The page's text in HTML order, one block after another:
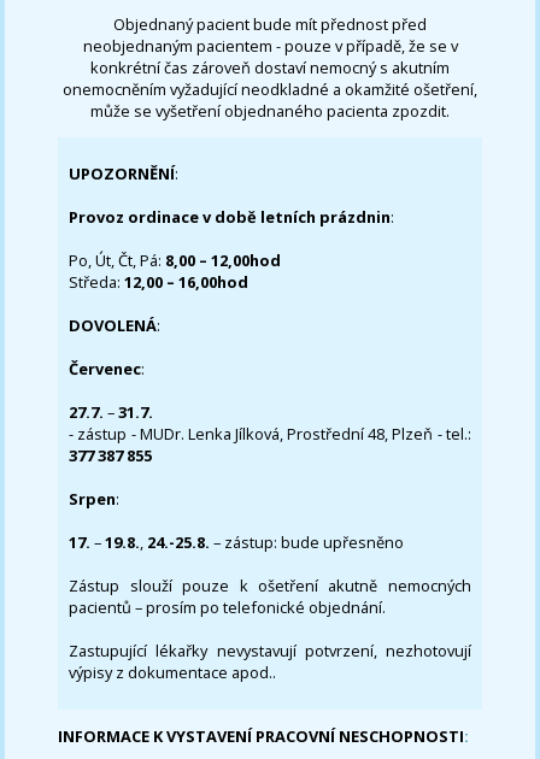
Objednaný pacient bude mít přednost před
neobjednaným pacientem - pouze v případě, že se v
konkrétní čas zároveň dostaví nemocný s akutním
onemocněním vyžadující neodkladné a okamžité ošetření,
může se vyšetření objednaného pacienta zpozdit.
UPOZORNĚNÍ:
Provoz ordinace v době letních prázdnin:
Po, Út, Čt, Pá: 8,00 – 12,00hod
Středa:12,00 – 16,00hod
DOVOLENÁ:
Červenec:
27.7.–31.7.
- zástup - MUDr. Lenka Jílková, Prostřední 48, Plzeň - tel.:
377 387 855
Srpen:
17. –19.8., 24.-25.8. – zástup: bude upřesněno
Zástup slouží pouze k ošetření akutně nemocných
pacientů – prosím po telefonické objednání.
Zastupující lékařky nevystavují potvrzení, nezhotovují
výpisy z dokumentace apod..
INFORMACE K VYSTAVENÍ PRACOVNÍ NESCHOPNOSTI: